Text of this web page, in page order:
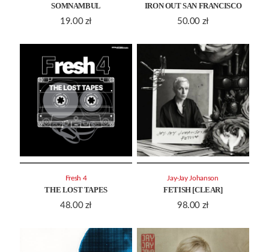
SOMNAMBUL
19.00 zł
IRON OUT SAN FRANCISCO
50.00 zł
THE LOST TAPES
48.00 zł
Fresh 4
FETISH [CLEAR]
98.00 zł
Jay-Jay Johanson